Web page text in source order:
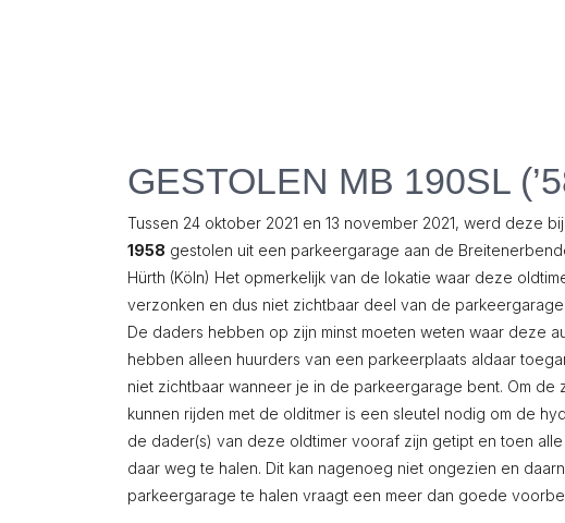
GESTOLEN MB 190SL
Tussen 24 oktober 2021 en 13 november 2021, werd deze
1958 gestolen uit een parkeergarage aan de
Hürth (Köln) Het opmerkelijk van de lokatie waar deze
verzonken en dus niet zichtbaar deel van de
De daders hebben op zijn minst moeten weten waar deze
hebben alleen huurders van een parkeerplaats aldaar
niet zichtbaar wanneer je in de parkeergarage bent. Om
kunnen rijden met de olditmer is een sleutel nodig om de
de dader(s) van deze oldtimer vooraf zijn getipt en toen
daar weg te halen. Dit kan nagenoeg niet ongezien en
parkeergarage te halen vraagt een meer dan goede